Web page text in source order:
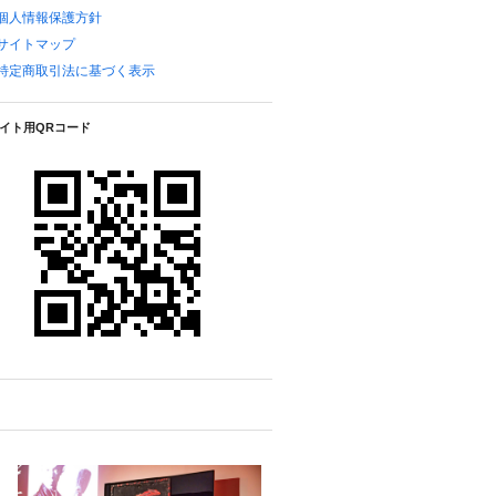
人情報保護方針
イトマップ
定商取引法に基づく表示
ト用QRコード